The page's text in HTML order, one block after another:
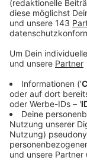
Mehr als 2.400
diesem
Prozent mehr
als vor zwei
dagegen
Entwicklung
nicht gelten.
Menschen ein
an